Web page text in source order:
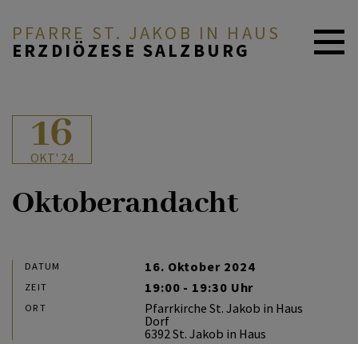
PFARRE ST. JAKOB IN HAUS
ERZDIÖZESE SALZBURG
PFARRE & TEAM
GRUPPEN & ANGEBOTE
16
OKT' 24
Oktoberandacht
DATUM 16. Oktober 2024
ZEIT 19:00 - 19:30 Uhr
ORT
Pfarrkirche St. Jakob in Haus
Dorf
6392 St. Jakob in Haus